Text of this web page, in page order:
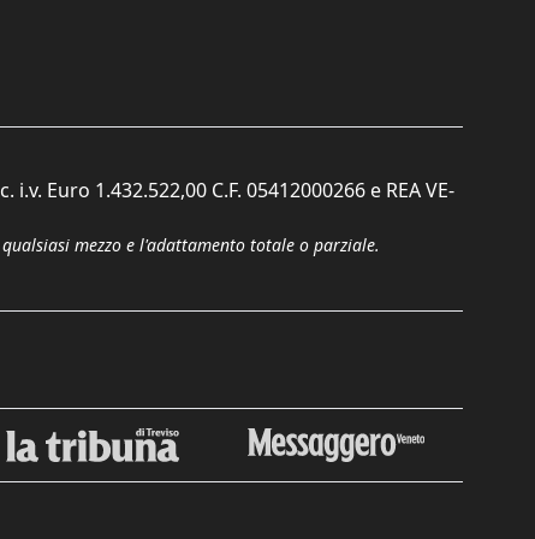
Euro 1.432.522,00 C.F. 05412000266 e REA VE-
mezzo e l'adattamento totale o parziale.